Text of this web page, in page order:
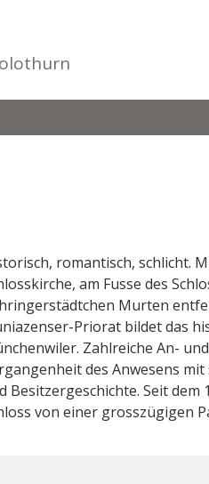
romantisch, schlicht.
am Fusse des
Murten
Priorat bildet das
Zahlreiche An-
des Anwesens
Besitzergeschichte. Seit dem
von einer grosszügigen